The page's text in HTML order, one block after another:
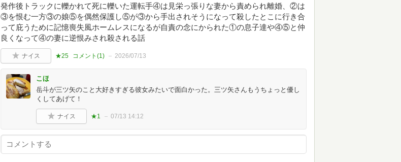
発作後トラックに轢かれて死に轢いた運転手④は見栄っ張りな妻から責められ離婚、②は
③を恨む一方③の娘⑤を偶然保護し⑤が③から手出されそうになって殺したとこに行き合
って庇うために記憶喪失風ホームレスになるが自責の念にかられた①の息子達や④⑤と仲
良くなって④の妻に逆恨みされ殺される話
ナイス ★25 コメント(1) 2026/07/13
こほ
岳斗が三ツ矢のこと大好きすぎる彼女みたいで面白かった。三ツ矢さんもうちょっと優し
くしてあげて！
ナイス ★1 07/13 14:12